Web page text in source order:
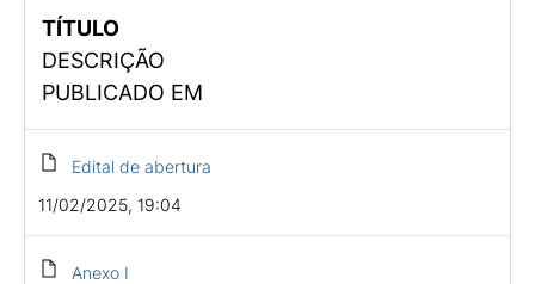
TÍTULO
DESCRIÇÃO
PUBLICADO EM
Edital de abertura
11/02/2025, 19:04
Anexo I